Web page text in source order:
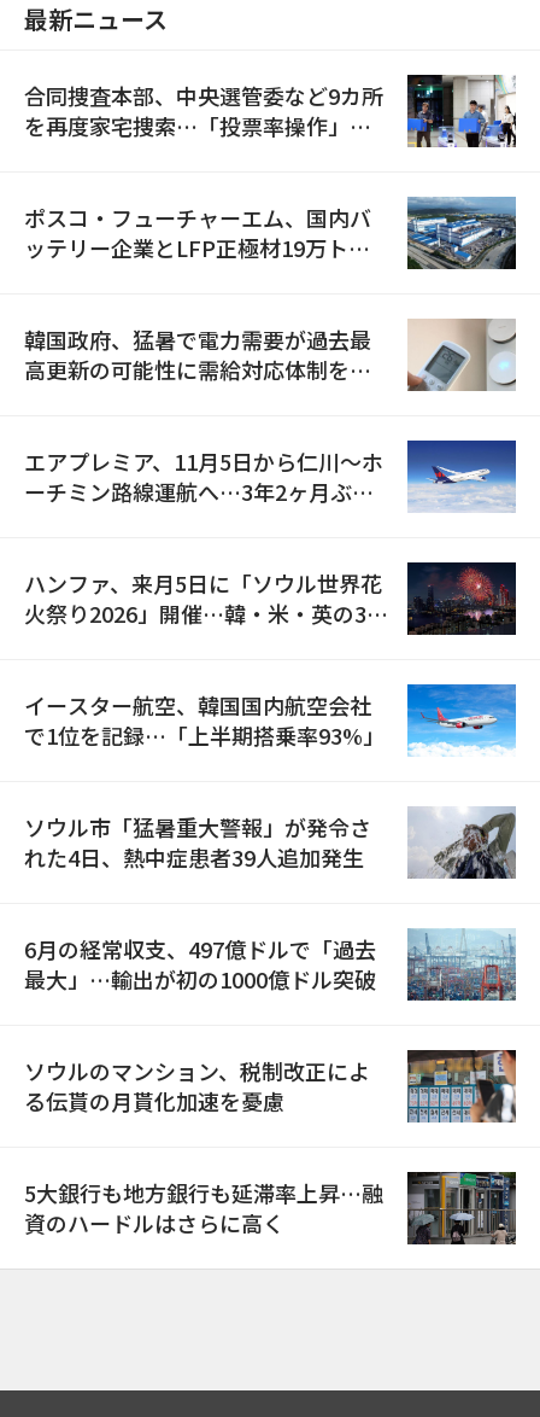
最新ニュース
合同捜査本部、中央選管委など9カ所
を再度家宅捜索…「投票率操作」の
ポスコ・フューチャーエム、国内バ
ッテリー企業とLFP正極材19万トン
韓国政府、猛暑で電力需要が過去最
高更新の可能性に需給対応体制を点
エアプレミア、11月5日から仁川〜ホ
ーチミン路線運航へ…3年2ヶ月ぶり
ハンファ、来月5日に「ソウル世界花
火祭り2026」開催…韓・米・英の3カ
イースター航空、韓国国内航空会社
で1位を記録…「上半期搭乗率93%」
ソウル市「猛暑重大警報」が発令さ
れた4日、熱中症患者39人追加発生
6月の経常収支、497億ドルで「過去
最大」…輸出が初の1000億ドル突破
ソウルのマンション、税制改正によ
る伝貰の月貰化加速を憂慮
5大銀行も地方銀行も延滞率上昇…融
資のハードルはさらに高く